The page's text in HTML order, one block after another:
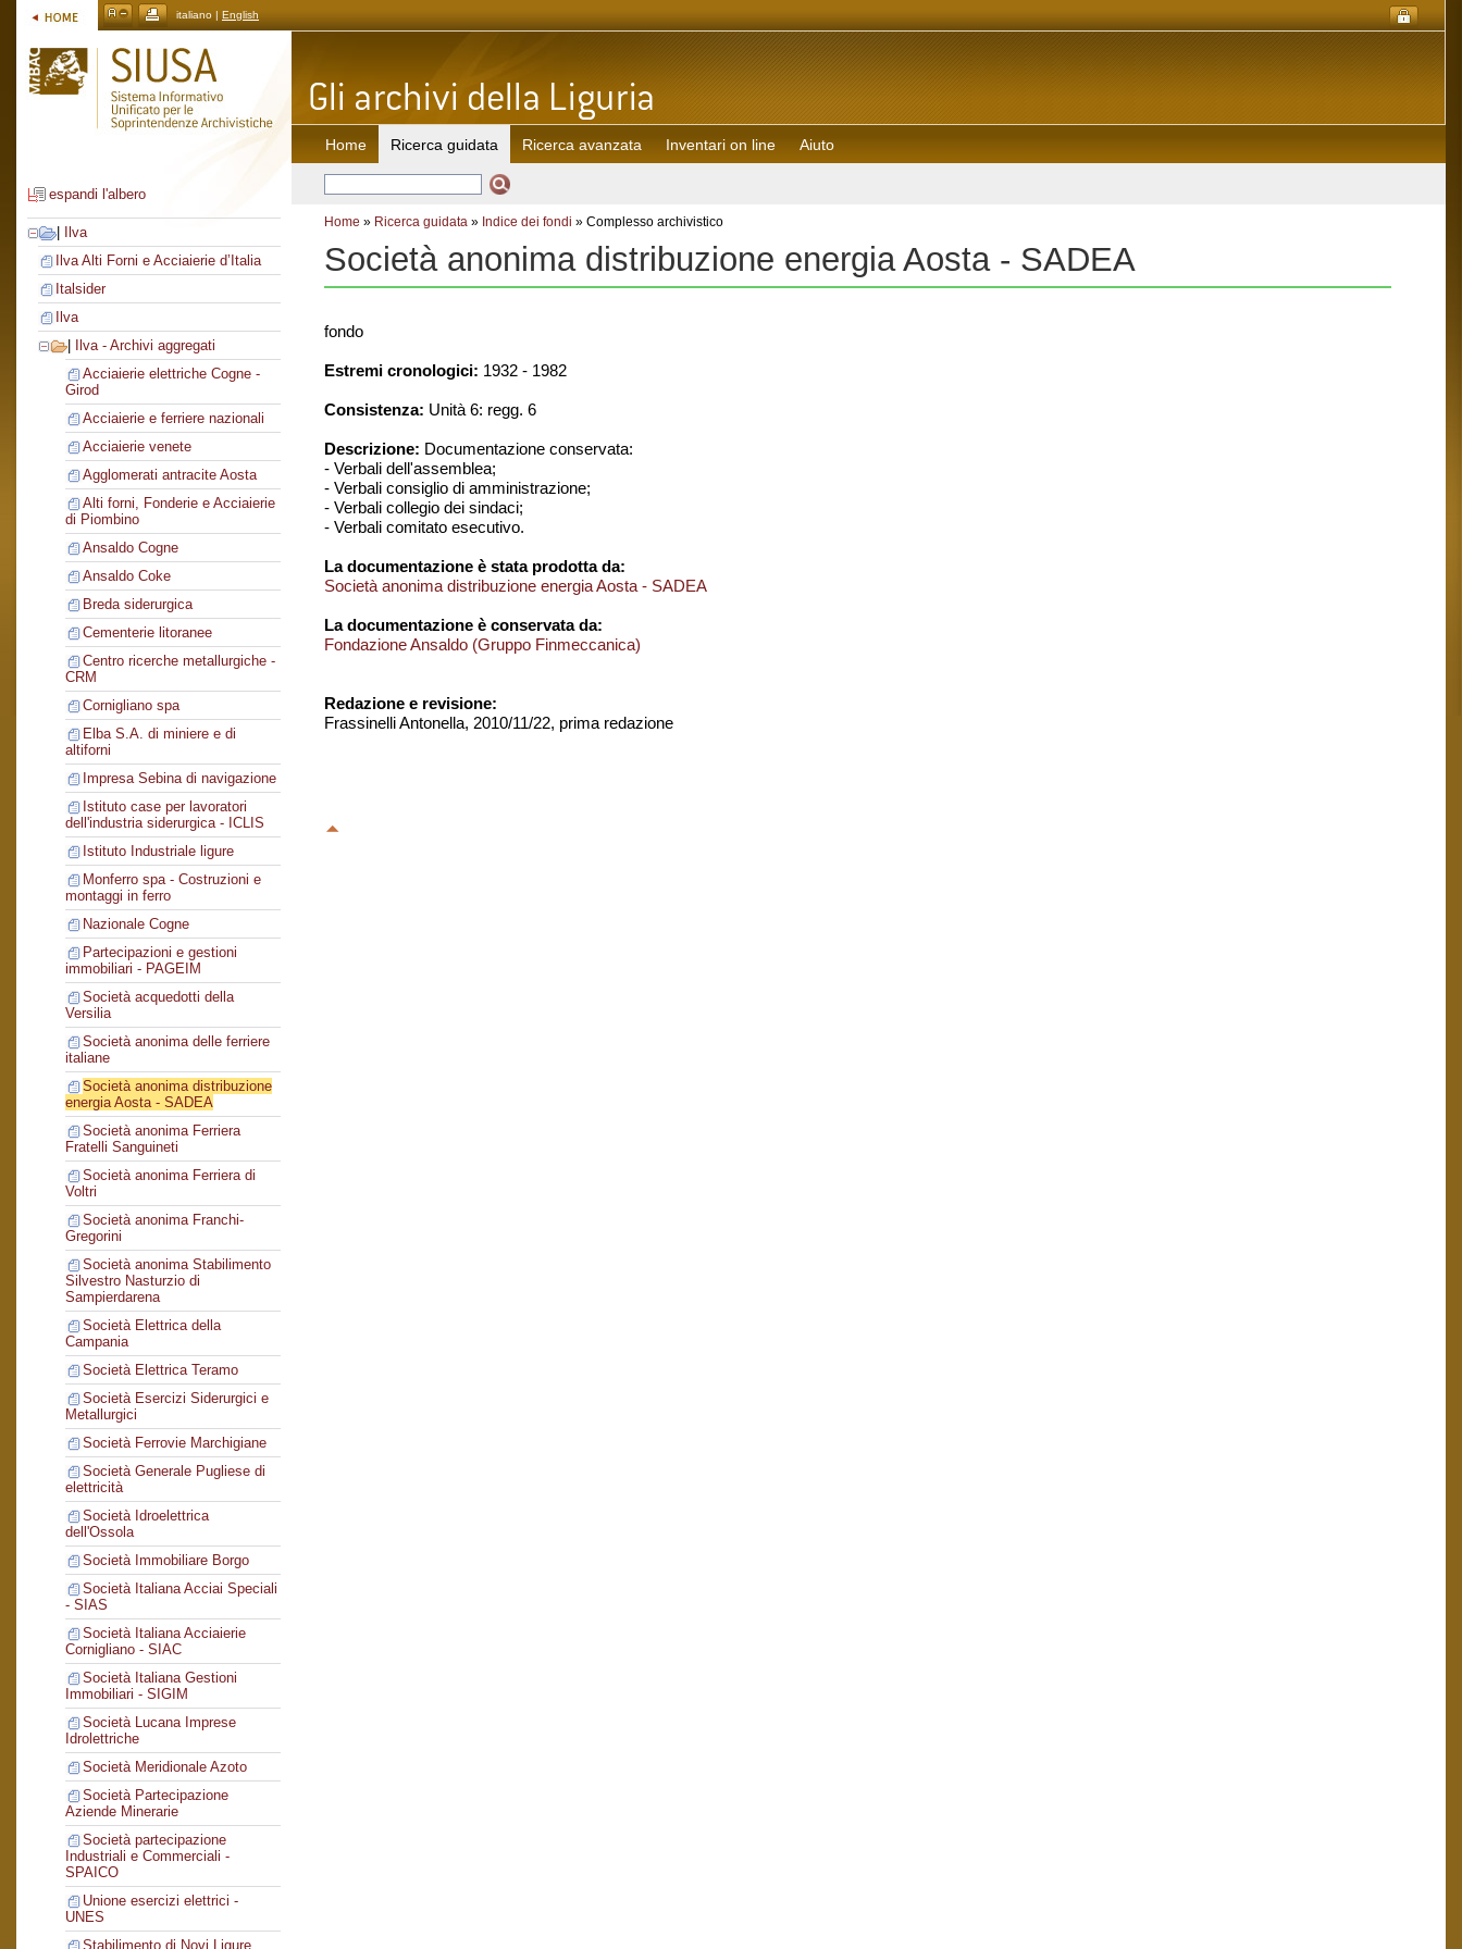
italiano | English
espandi l'albero
Ilva
Ilva Alti Forni e Acciaierie d’Italia
Italsider
Ilva
Ilva - Archivi aggregati
Acciaierie elettriche Cogne -
Girod
Acciaierie e ferriere nazionali
Acciaierie venete
Agglomerati antracite Aosta
Alti forni, Fonderie e Acciaierie
di Piombino
Ansaldo Cogne
Ansaldo Coke
Breda siderurgica
Cementerie litoranee
Centro ricerche metallurgiche -
CRM
Cornigliano spa
Elba S.A. di miniere e di
altiforni
Impresa Sebina di navigazione
Istituto case per lavoratori
dell'industria siderurgica - ICLIS
Istituto Industriale ligure
Monferro spa - Costruzioni e
montaggi in ferro
Nazionale Cogne
Partecipazioni e gestioni
immobiliari - PAGEIM
Società acquedotti della
Versilia
Società anonima delle ferriere
italiane
Società anonima distribuzione
energia Aosta - SADEA
Società anonima Ferriera
Fratelli Sanguineti
Società anonima Ferriera di
Voltri
Società anonima Franchi-
Gregorini
Società anonima Stabilimento
Silvestro Nasturzio di
Sampierdarena
Società Elettrica della
Campania
Società Elettrica Teramo
Società Esercizi Siderurgici e
Metallurgici
Società Ferrovie Marchigiane
Società Generale Pugliese di
elettricità
Società Idroelettrica
dell'Ossola
Società Immobiliare Borgo
Società Italiana Acciai Speciali
- SIAS
Società Italiana Acciaierie
Cornigliano - SIAC
Società Italiana Gestioni
Immobiliari - SIGIM
Società Lucana Imprese
Idrolettriche
Società Meridionale Azoto
Società Partecipazione
Aziende Minerarie
Società partecipazione
Industriali e Commerciali -
SPAICO
Unione esercizi elettrici -
UNES
Stabilimento di Novi Ligure
Home Ricerca guidata Ricerca avanzata Inventari on line Aiuto
Home » Ricerca guidata » Indice dei fondi » Complesso archivistico
Società anonima distribuzione energia Aosta - SADEA
fondo
Estremi cronologici: 1932 - 1982
Consistenza: Unità 6: regg. 6
Descrizione: Documentazione conservata:
- Verbali dell'assemblea;
- Verbali consiglio di amministrazione;
- Verbali collegio dei sindaci;
- Verbali comitato esecutivo.
La documentazione è stata prodotta da:
Società anonima distribuzione energia Aosta - SADEA
La documentazione è conservata da:
Fondazione Ansaldo (Gruppo Finmeccanica)
Redazione e revisione:
Frassinelli Antonella, 2010/11/22, prima redazione